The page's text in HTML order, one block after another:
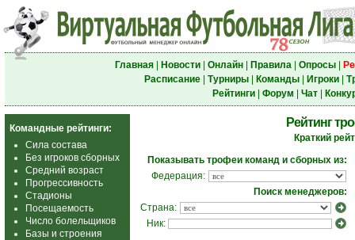
Главная| Новости| Онлайн| Правила| Опросы|
Расписание| Турниры| Команды| Игроки|
Рейтинги| Форум Чат|
Командные рейтинги:
Сила состава
Без игроков сборных
Средний возраст
Прогрессивность
Стадионы
Посещаемость
Число болельщиков
Базы и строения
Рейтинг
Краткий
Показывать трофеи команд и сборных из:
Федерация:
Поиск менеджеров:
Страна:
Ник: